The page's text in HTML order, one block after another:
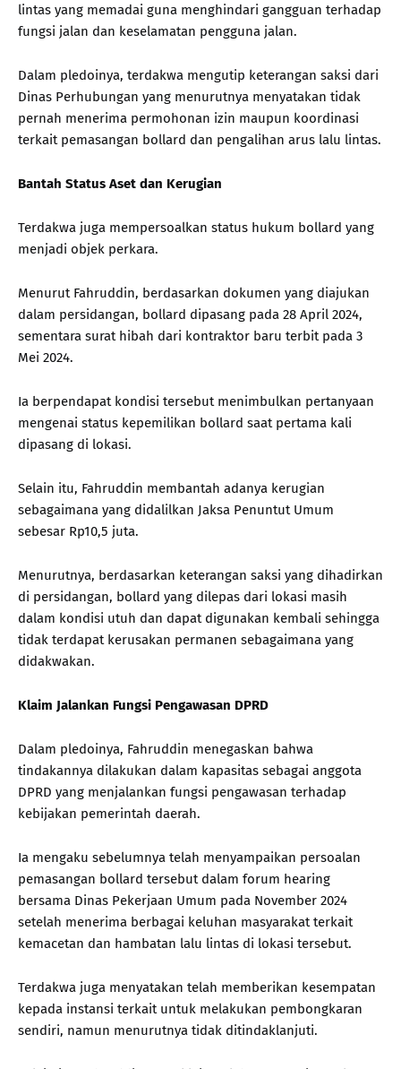
lintas yang memadai guna menghindari gangguan terhadap
fungsi jalan dan keselamatan pengguna jalan.
Dalam pledoinya, terdakwa mengutip keterangan saksi dari
Dinas Perhubungan yang menurutnya menyatakan tidak
pernah menerima permohonan izin maupun koordinasi
terkait pemasangan bollard dan pengalihan arus lalu lintas.
Bantah Status Aset dan Kerugian
Terdakwa juga mempersoalkan status hukum bollard yang
menjadi objek perkara.
Menurut Fahruddin, berdasarkan dokumen yang diajukan
dalam persidangan, bollard dipasang pada 28 April 2024,
sementara surat hibah dari kontraktor baru terbit pada 3
Mei 2024.
Ia berpendapat kondisi tersebut menimbulkan pertanyaan
mengenai status kepemilikan bollard saat pertama kali
dipasang di lokasi.
Selain itu, Fahruddin membantah adanya kerugian
sebagaimana yang didalilkan Jaksa Penuntut Umum
sebesar Rp10,5 juta.
Menurutnya, berdasarkan keterangan saksi yang dihadirkan
di persidangan, bollard yang dilepas dari lokasi masih
dalam kondisi utuh dan dapat digunakan kembali sehingga
tidak terdapat kerusakan permanen sebagaimana yang
didakwakan.
Klaim Jalankan Fungsi Pengawasan DPRD
Dalam pledoinya, Fahruddin menegaskan bahwa
tindakannya dilakukan dalam kapasitas sebagai anggota
DPRD yang menjalankan fungsi pengawasan terhadap
kebijakan pemerintah daerah.
Ia mengaku sebelumnya telah menyampaikan persoalan
pemasangan bollard tersebut dalam forum hearing
bersama Dinas Pekerjaan Umum pada November 2024
setelah menerima berbagai keluhan masyarakat terkait
kemacetan dan hambatan lalu lintas di lokasi tersebut.
Terdakwa juga menyatakan telah memberikan kesempatan
kepada instansi terkait untuk melakukan pembongkaran
sendiri, namun menurutnya tidak ditindaklanjuti.